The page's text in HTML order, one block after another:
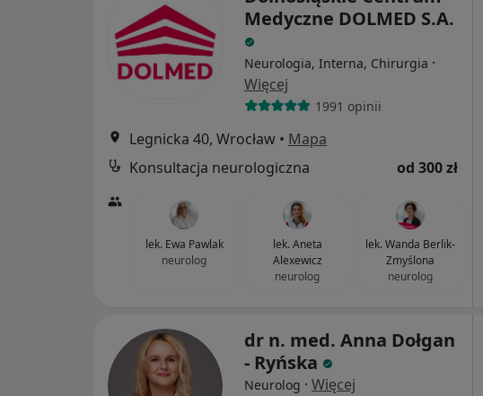
Medyczne DOLMED S.A.
Neurologia, Interna, Chirurgia ·
Więcej
1991 opinii
Legnicka 40, Wrocław • Mapa
Konsultacja neurologiczna
od 300 zł
lek. Ewa Pawlak
neurolog
lek. Aneta
Alexewicz
neurolog
lek. Wanda Berlik-
Zmyślona
neurolog
dr n. med. Anna Dołgan
- Ryńska
Neurolog · Więcej